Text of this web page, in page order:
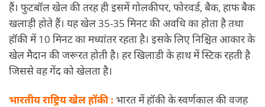
हैं। फुटबॉल खेल की तरह ही इसमें गोलकीपर, फोरवर्ड, बैक, हाफ बैक
खलाड़ी होते हैं। यह खेल 35-35 मिनट की अवधि का होता है तथा
हॉकी में 10 मिनट का मध्यांतर रहता है। इसके लिए निश्चित आकार के
खेल मैदान की जरूरत होती है। हर खिलाडी के हाथ में स्टिक रहती है
जिससे वह गेंद को खेलता है।
भारतीय राष्ट्रिय खेल हॉकी : भारत में हॉकी के स्वर्णकाल की वजह